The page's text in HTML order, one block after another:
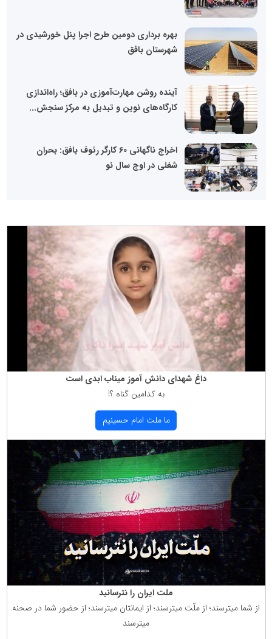
بهره برداری دومین طرح اجرا پنل خورشیدی در
شهرستان بافق
آینده روشن مهارت‌آموزی در بافق؛ راه‌اندازی
کارگاه‌های نوین و تبدیل به مرکز سنجش...
اخراج ناگهانی ۶۰ کارگر رئوف بافق: بحران
شغلی در اوج سال نو
داغ شهدای دانش آموز میناب ابدی است
به كدامین گناه ؟!
ما ملت امام حسینیم
ملت ایران را نترسانید
از شما میترسند؛ از ملّت میترسند؛ از ایمانتان میترسند؛ از حضور شما در صحنه
میترسند